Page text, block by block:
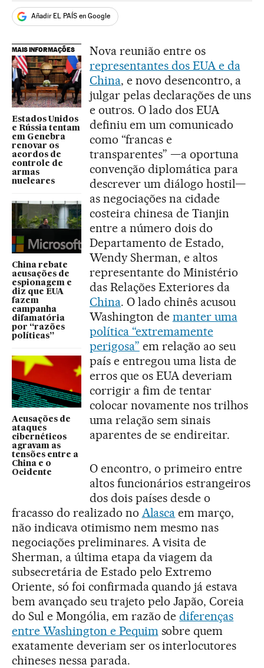
Añadir EL PAÍS en Google
MAIS INFORMAÇÕES
Estados Unidos
e Rússia tentam
em Genebra
renovar os
acordos de
controle de
armas
nucleares
China rebate
acusações de
espionagem e
diz que EUA
fazem
campanha
difamatória
por “razões
políticas”
Acusações de
ataques
cibernéticos
agravam as
tensões entre a
China e o
Ocidente
Nova reunião entre os
representantes dos EUA e da
China, e novo desencontro, a
julgar pelas declarações de uns
e outros. O lado dos EUA
definiu em um comunicado
como “francas e
transparentes” —a oportuna
convenção diplomática para
descrever um diálogo hostil—
as negociações na cidade
costeira chinesa de Tianjin
entre a número dois do
Departamento de Estado,
Wendy Sherman, e altos
representante do Ministério
das Relações Exteriores da
China. O lado chinês acusou
Washington de manter uma
política “extremamente
perigosa” em relação ao seu
país e entregou uma lista de
erros que os EUA deveriam
corrigir a fim de tentar
colocar novamente nos trilhos
uma relação sem sinais
aparentes de se endireitar.
O encontro, o primeiro entre
altos funcionários estrangeiros
dos dois países desde o
fracasso do realizado no Alasca em março,
não indicava otimismo nem mesmo nas
negociações preliminares. A visita de
Sherman, a última etapa da viagem da
subsecretária de Estado pelo Extremo
Oriente, só foi confirmada quando já estava
bem avançado seu trajeto pelo Japão, Coreia
do Sul e Mongólia, em razão dediferenças
entre Washington e Pequimsobre quem
exatamente deveriam ser os interlocutores
chineses nessa parada.